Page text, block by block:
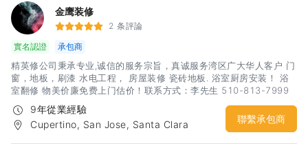
金鹰装修
2 条評論
實名認證
承包商
精英修公司秉承专业,诚信的服务宗旨，真诚服务湾区广大华人客户 门
窗，地板，刷漆 水电工程， 房屋装修 瓷砖地板. 浴室厨房安装！ 浴
室翻修 物美价廉免费上门估价！联系方式：李先生 510-813-7999
9年從業經驗
Cupertino, San Jose, Santa Clara
聯繫承包商